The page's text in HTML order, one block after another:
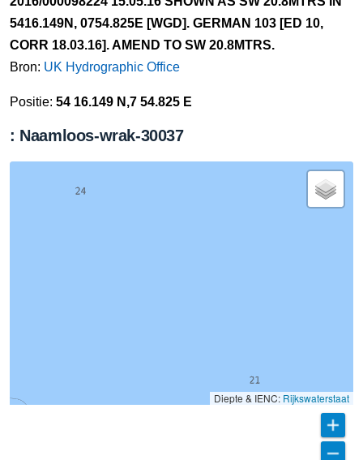
5416.149N, 0754.825E [WGD]. GERMAN 103 [ED 10,
CORR 18.03.16]. AMEND TO SW 20.8MTRS.
Bron: UK Hydrographic Office
Positie: 54 16.149 N,7 54.825 E
: Naamloos-wrak-30037
Diepte & IENC: Rijkswaterstaat